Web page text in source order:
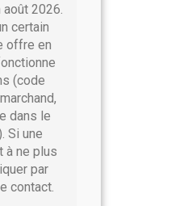
2026.
certain
offre en
(code
dans le
Si une
à ne plus
par
contact.